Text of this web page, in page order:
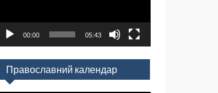
00:00 05:43
Православний календар